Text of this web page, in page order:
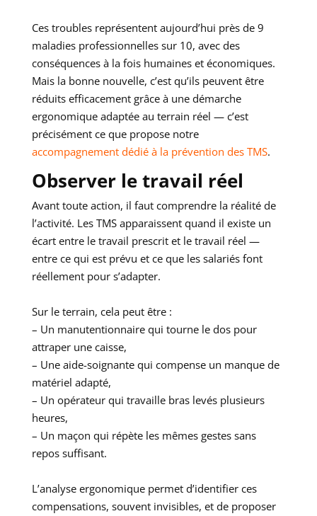
Ces troubles représentent aujourd’hui près de 9
maladies professionnelles sur 10, avec des
conséquences à la fois humaines et économiques.
Mais la bonne nouvelle, c’est qu’ils peuvent être
réduits efficacement grâce à une démarche
ergonomique adaptée au terrain réel — c’est
précisément ce que propose notre
accompagnement dédié à la prévention des TMS.
Observer le travail réel
Avant toute action, il faut comprendre la réalité de
l’activité. Les TMS apparaissent quand il existe un
écart entre le travail prescrit et le travail réel —
entre ce qui est prévu et ce que les salariés font
réellement pour s’adapter.
Sur le terrain, cela peut être :
– Un manutentionnaire qui tourne le dos pour
attraper une caisse,
– Une aide-soignante qui compense un manque de
matériel adapté,
– Un opérateur qui travaille bras levés plusieurs
heures,
– Un maçon qui répète les mêmes gestes sans
repos suffisant.
L’analyse ergonomique permet d’identifier ces
compensations, souvent invisibles, et de proposer